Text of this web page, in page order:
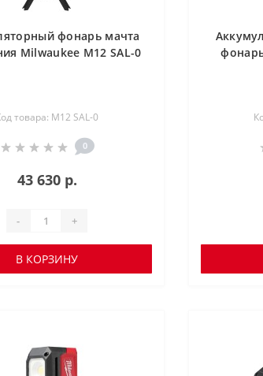
фонарь мачта
Milwaukee M12 SAL-0
товара: M12 SAL-0
0
43 630 р.
- +
В КОРЗИНУ